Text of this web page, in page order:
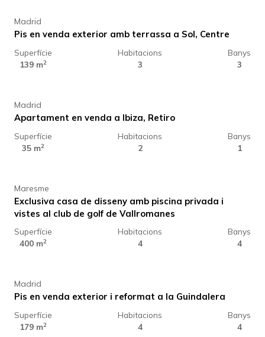
Madrid
Pis en venda exterior amb terrassa a Sol, Centre
Superfície
139 m2
Habitacions
3
Banys
3
569.000 €
Madrid
Apartament en venda a Ibiza, Retiro
Superfície
35 m2
Habitacions
2
Banys
1
1.260.000 €
Maresme
Exclusiva casa de disseny amb piscina privada i
vistes al club de golf de Vallromanes
Superfície
400 m2
Habitacions
4
Banys
4
1.729.000 €
Madrid
Pis en venda exterior i reformat a la Guindalera
Superfície
179 m2
Habitacions
4
Banys
4
1.389.000 €